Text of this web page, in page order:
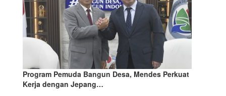
Program Pemuda Bangun Desa, Mendes Perkuat
Kerja dengan Jepang…